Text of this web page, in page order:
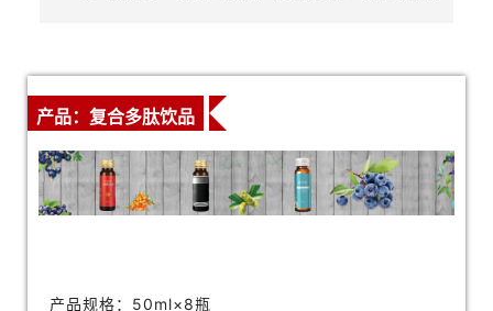
产品：复合多肽饮品
产品规格：50ml×8瓶